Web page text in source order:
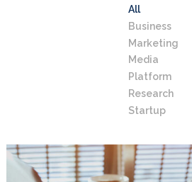
All
Business
Marketing
Media
Platform
Research
Startup